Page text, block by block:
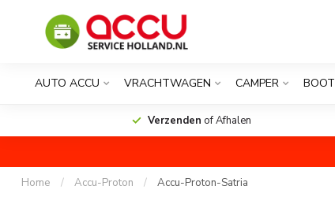
AUTO ACCU VRACHTWAGEN CAMPER BOOT
Verzenden of Afhalen
Home / Accu-Proton / Accu-Proton-Satria